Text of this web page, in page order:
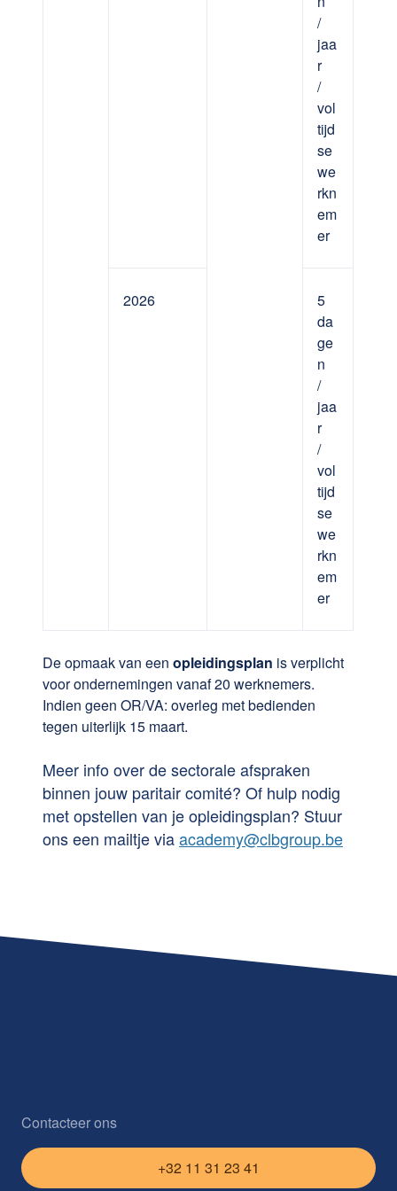
/
jaa
r
/
vol
tijd
se
we
rkn
em
er
2026
5
da
ge
n
/
jaa
r
/
vol
tijd
se
we
rkn
em
er
De opmaak van een opleidingsplan is verplicht
voor ondernemingen vanaf 20 werknemers.
Indien geen OR/VA: overleg met bedienden
tegen uiterlijk 15 maart.
Meer info over de sectorale afspraken
binnen jouw paritair comité? Of hulp nodig
met opstellen van je opleidingsplan? Stuur
ons een mailtje viaacademy@clbgroup.be
Contacteer ons
+32 11 31 23 41